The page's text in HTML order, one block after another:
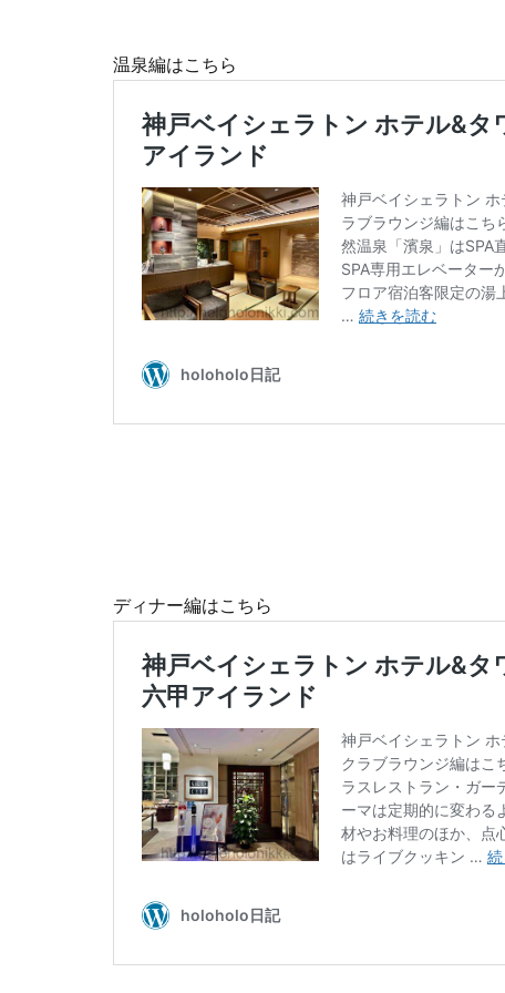
温泉編はこちら
ディナー編はこちら